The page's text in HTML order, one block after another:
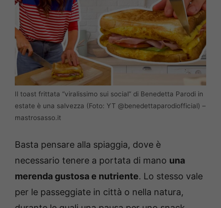
Il toast frittata “viralissimo sui social” di Benedetta Parodi in
estate è una salvezza (Foto: YT @benedettaparodiofficial) –
mastrosasso.it
Basta pensare alla spiaggia, dove è
necessario tenere a portata di mano una
merenda gustosa e nutriente. Lo stesso vale
per le passeggiate in città o nella natura,